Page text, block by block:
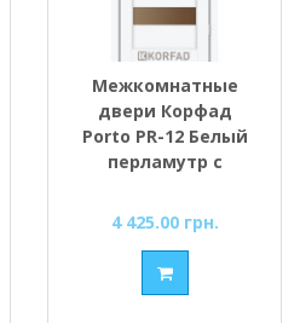
Межкомнатные
двери Корфад
Porto PR-12 Белый
перламутр с
стеклом
4 425.00 грн.